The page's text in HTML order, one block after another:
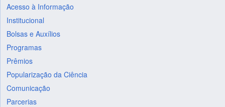
Acesso à Informação
Institucional
Bolsas e Auxílios
Programas
Prêmios
Popularização da Ciência
Comunicação
Parcerias